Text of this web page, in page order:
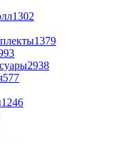
1302
1379
2938
577
1246